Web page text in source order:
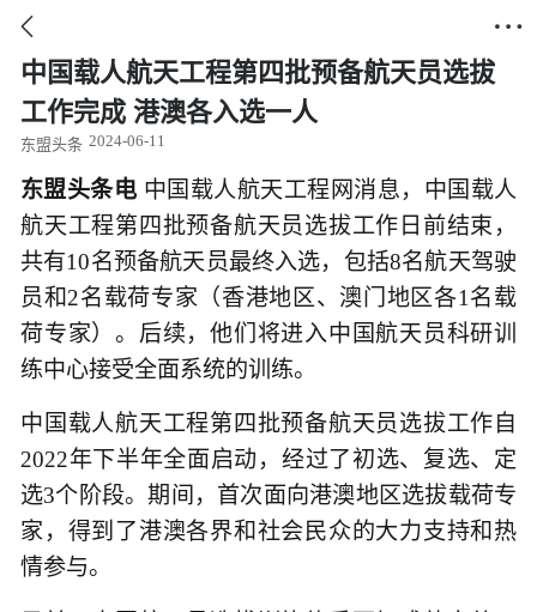
 
中国载人航天工程第四批预备航天员选拔
工作完成 港澳各入选一人
东盟头条 2024-06-11
东盟头条电 中国载人航天工程网消息，中国载人
航天工程第四批预备航天员选拔工作日前结束，
共有10名预备航天员最终入选，包括8名航天驾驶
员和2名载荷专家（香港地区、澳门地区各1名载
荷专家）。后续，他们将进入中国航天员科研训
练中心接受全面系统的训练。
中国载人航天工程第四批预备航天员选拔工作自
2022年下半年全面启动，经过了初选、复选、定
选3个阶段。期间，首次面向港澳地区选拔载荷专
家，得到了港澳各界和社会民众的大力支持和热
情参与。